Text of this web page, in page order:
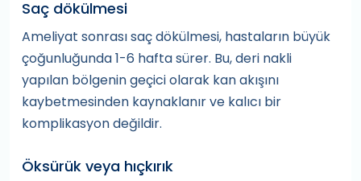
Saç dökülmesi
Ameliyat sonrası saç dökülmesi, hastaların büyük
çoğunluğunda 1-6 hafta sürer. Bu, deri nakli
yapılan bölgenin geçici olarak kan akışını
kaybetmesinden kaynaklanır ve kalıcı bir
komplikasyon değildir.
Öksürük veya hıçkırık